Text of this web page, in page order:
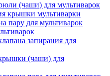
(чаши) для мультиварок
крышки мультиварки
пару для мультиварок
запирания для
(чаши) для